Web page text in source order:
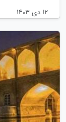
12 دی 1403